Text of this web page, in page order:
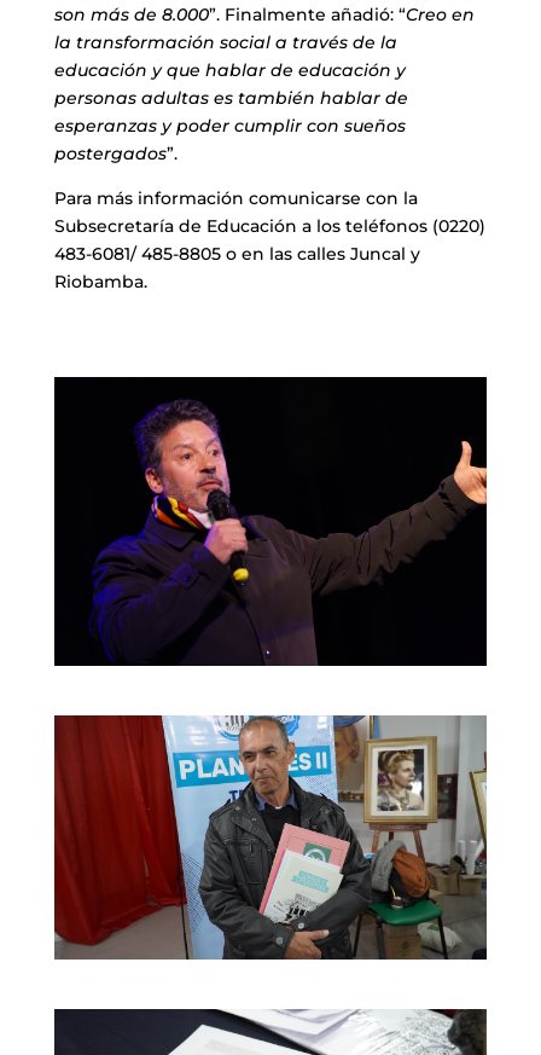
son más de 8.000”. Finalmente añadió: “Creo en
la transformación social a través de la
educación y que hablar de educación y
personas adultas es también hablar de
esperanzas y poder cumplir con sueños
postergados”.
Para más información comunicarse con la
Subsecretaría de Educación a los teléfonos (0220)
483-6081/ 485-8805 o en las calles Juncal y
Riobamba.